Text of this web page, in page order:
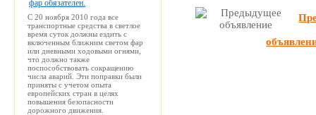
фар обязателен.
С 20 ноября 2010 года все
транспортные средства в светлое
время суток должны ездить с
включенным ближним светом фар
или дневными ходовыми огнями,
что должно также
поспособствовать сокращению
числа аварий. Эти поправки были
приняты с учетом опыта
европейских стран в целях
повышения безопасности
дорожного движения.